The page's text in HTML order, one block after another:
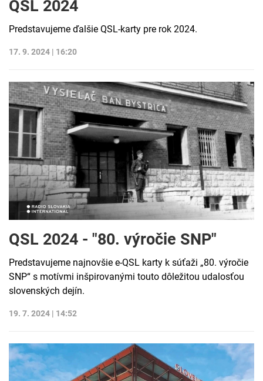
QSL 2024
Predstavujeme ďalšie QSL-karty pre rok 2024.
17. 9. 2024 | 16:20
QSL 2024 - "80. výročie SNP"
Predstavujeme najnovšie e-QSL karty k súťaži „80. výročie
SNP“ s motívmi inšpirovanými touto dôležitou udalosťou
slovenských dejín.
19. 7. 2024 | 14:52